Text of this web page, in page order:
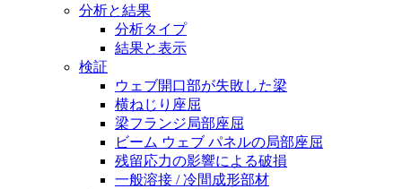
分析と結果
分析タイプ
結果と表示
検証
ウェブ開口部が失敗した梁
横ねじり座屈
梁フランジ局部座屈
ビーム ウェブ パネルの局部座屈
残留応力の影響による破損
一般溶接 / 冷間成形部材